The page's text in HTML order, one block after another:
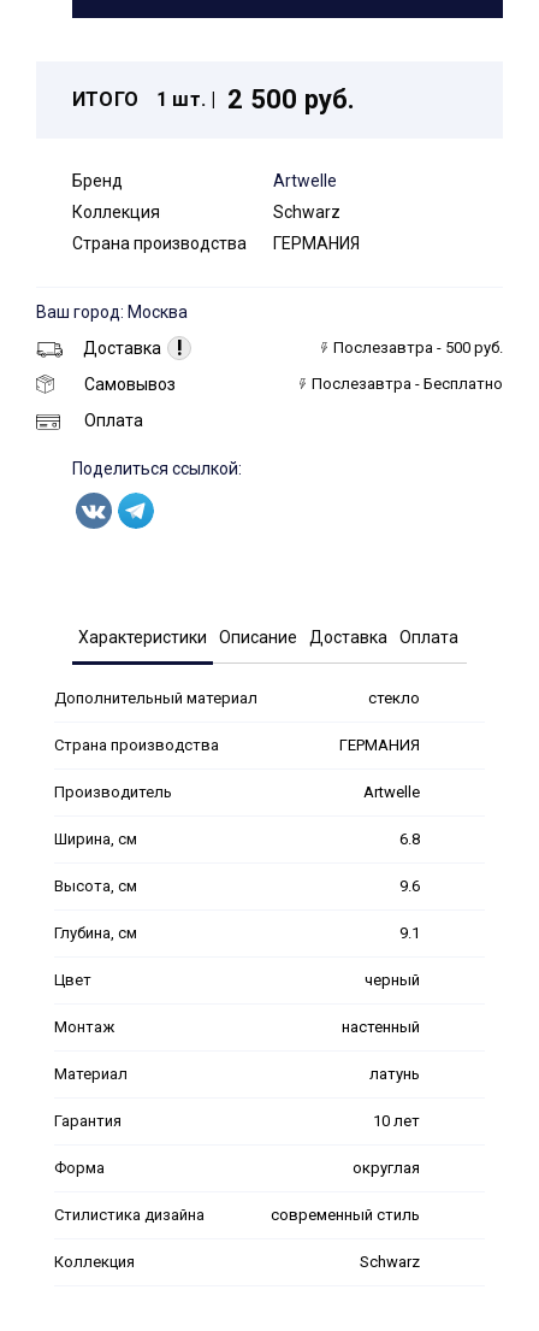
ИТОГО 1 шт. | 2 500 руб.
Бренд
Artwelle
Коллекция
Schwarz
Страна производства
ГЕРМАНИЯ
Ваш город: Москва
Доставка
! Послезавтра - 500 руб.
Самовывоз Послезавтра - Бесплатно
Оплата
Поделиться ссылкой:
Характеристики Описание Доставка Оплата
Дополнительный материал стекло
Страна производства ГЕРМАНИЯ
Производитель Artwelle
Ширина, см 6.8
Высота, см 9.6
Глубина, см 9.1
Цвет черный
Монтаж настенный
Материал латунь
Гарантия 10 лет
Форма округлая
Стилистика дизайна современный стиль
Коллекция Schwarz